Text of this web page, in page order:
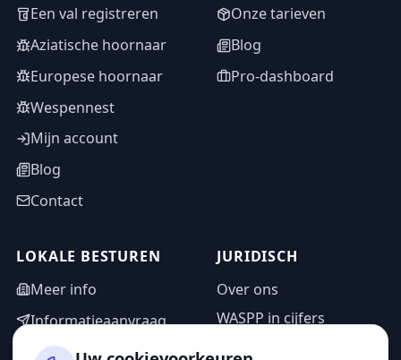
Een val registreren
Aziatische hoornaar
Europese hoornaar
Wespennest
Mijn account
Blog
Contact
Onze tarieven
Blog
Pro-dashboard
LOKALE BESTUREN
Meer info
Informatieaanvraag
Adminzone
JURIDISCH
Over ons
WASPP in cijfers